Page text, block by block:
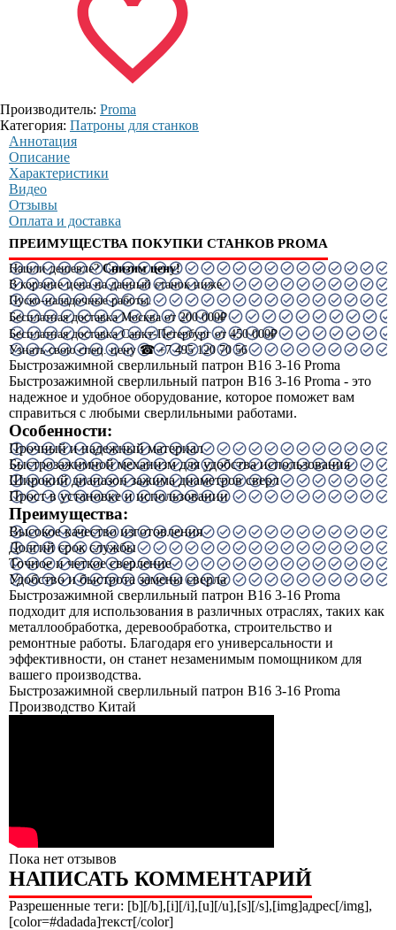
Производитель: Proma
Категория: Патроны для станков
Аннотация
Описание
Характеристики
Видео
Отзывы
Оплата и доставка
ПРЕИМУЩЕСТВА ПОКУПКИ СТАНКОВ PROMA
Нашли дешевле?Снизим цену!
В корзине цена на данный станок ниже.
Пуско-наладочные работы.
Бесплатная доставка Москва от 200 000₽
Бесплатная доставка Санкт-Петербург от 450 000₽
Узнать свою спец. цену ☎ +7 495 120 70 56
Быстрозажимной сверлильный патрон B16 3-16 Proma
Быстрозажимной сверлильный патрон B16 3-16 Proma - это
надежное и удобное оборудование, которое поможет вам
справиться с любыми сверлильными работами.
Особенности:
Прочный и надежный материал
Быстрозажимной механизм для удобства использования
Широкий диапазон зажима диаметров сверл
Прост в установке и использовании
Преимущества:
Высокое качество изготовления
Долгий срок службы
Точное и четкое сверление
Удобство и быстрота замены сверла
Быстрозажимной сверлильный патрон B16 3-16 Proma
подходит для использования в различных отраслях, таких как
металлообработка, деревообработка, строительство и
ремонтные работы. Благодаря его универсальности и
эффективности, он станет незаменимым помощником для
вашего производства.
Быстрозажимной сверлильный патрон B16 3-16 Proma
Производство Китай
Пока нет отзывов
НАПИСАТЬ КОММЕНТАРИЙ
Разрешенные теги: [b][/b],[i][/i],[u][/u],[s][/s],[img]адрес[/img],
[color=#dadada]текст[/color]